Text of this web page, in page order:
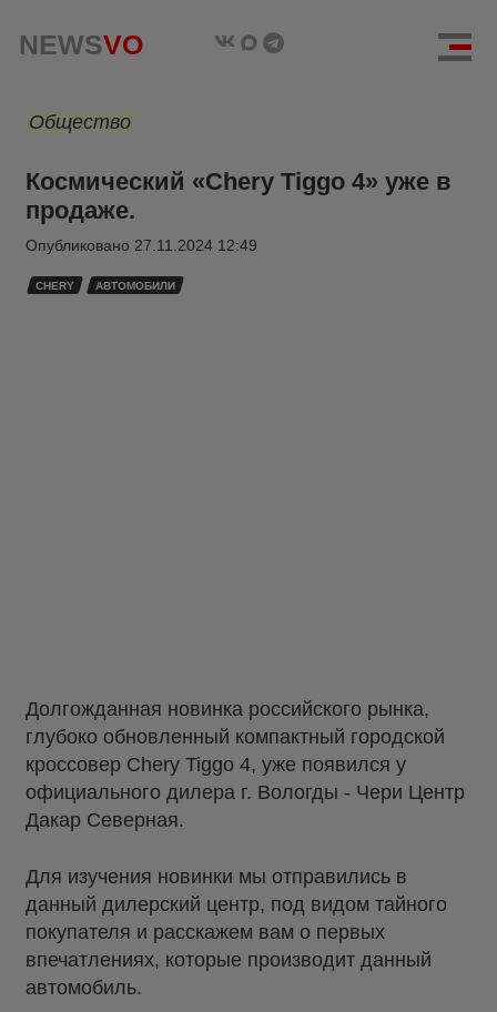
NEWSVO
Общество
Космический «Chery Tiggo 4» уже в
продаже.
Опубликовано 27.11.2024 12:49
CHERY АВТОМОБИЛИ
Долгожданная новинка российского рынка,
глубоко обновленный компактный городской
кроссовер Chery Tiggo 4, уже появился у
официального дилера г. Вологды - Чери Центр
Дакар Северная.
Для изучения новинки мы отправились в
данный дилерский центр, под видом тайного
покупателя и расскажем вам о первых
впечатлениях, которые производит данный
автомобиль.